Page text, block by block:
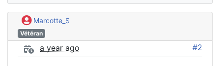
Marcotte_S
Vétéran
a year ago #2